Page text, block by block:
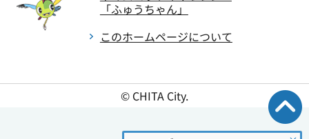
「ふゅうちゃん」
このホームページについて
© CHITA City.